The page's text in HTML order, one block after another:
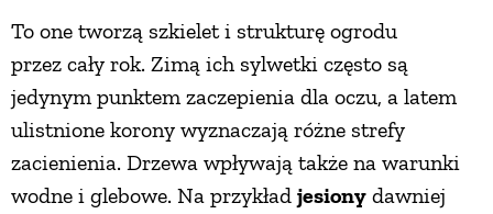
To one tworzą szkielet i strukturę ogrodu
przez cały rok. Zimą ich sylwetki często są
jedynym punktem zaczepienia dla oczu, a latem
ulistnione korony wyznaczają różne strefy
zacienienia. Drzewa wpływają także na warunki
wodne i glebowe. Na przykład jesiony dawniej